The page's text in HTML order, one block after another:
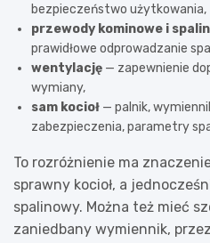
bezpieczeństwo użytkowania,
przewody kominowe i
prawidłowe odprowadzanie
wentylację — zapewnienie
wymiany,
sam kocioł — palnik,
zabezpieczenia, parametry
To rozróżnienie ma
sprawny kocioł, a
spalinowy. Można też mieć
zaniedbany wymiennik,